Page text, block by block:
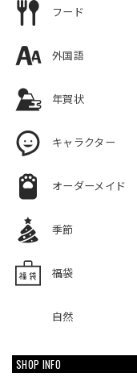
フード
外国語
年賀状
キャラクター
オーダーメイド
季節
福袋
自然
SHOP INFO